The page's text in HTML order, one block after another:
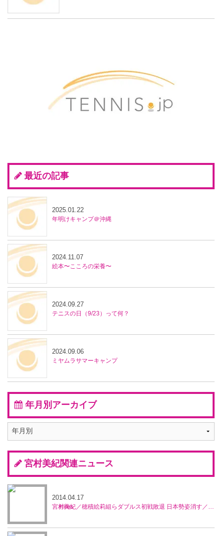
最近の記事
年明けキャンプ＠沖縄
2025.01.22
絵本〜こころの栄養〜
2024.11.07
テニスの日（9/23）って何？
2024.09.27
ミヤムラサマーキャンプ
2024.09.06
年月別アーカイブ
宮村美紀関連ニュース
宮村美紀／穂積絵莉組らダブルス初戦敗退 日本勢姿消す／マレーシア・オープン
2014.04.17